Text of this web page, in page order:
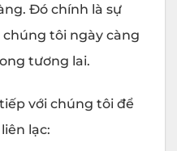
Đó chính là sự
tôi ngày càng
tương lai.
với chúng tôi để
lạc: